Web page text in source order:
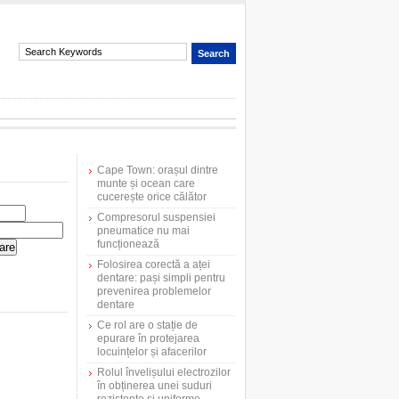
Cape Town: orașul dintre
munte și ocean care
cucerește orice călător
Compresorul suspensiei
pneumatice nu mai
funcționează
Folosirea corectă a aței
dentare: pași simpli pentru
prevenirea problemelor
dentare
Ce rol are o stație de
epurare în protejarea
locuințelor și afacerilor
Rolul învelișului electrozilor
în obținerea unei suduri